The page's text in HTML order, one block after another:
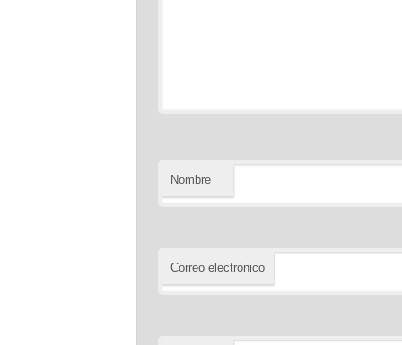
Nombre
Correo electrónico